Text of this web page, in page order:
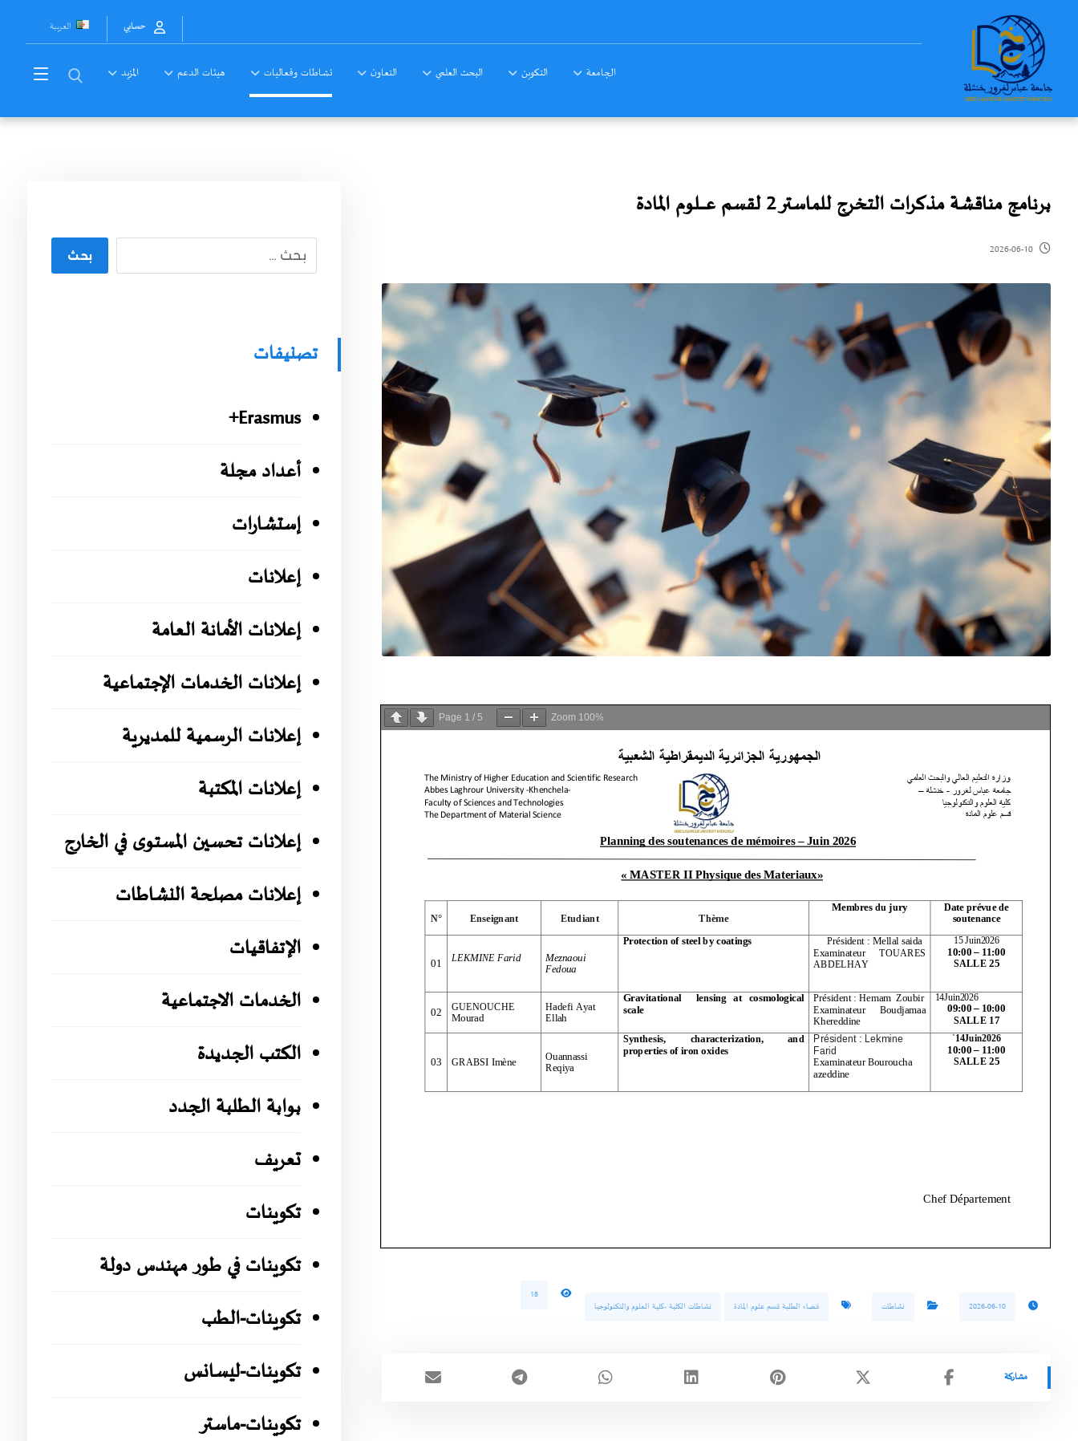
العربية حسابي
الجامعة التكوين البحث العلمي التعاون نشاطات وفعاليات هيئات الدعم المزيد
برنامج مناقشة مذكرات التخرج للماستر 2 لقسم عـــــــلوم المادة
2026-06-10
Page 1 /5 Zoom 100%
2026-06-10 نشاطات فضاء الطلبة قسم علوم المادة نشاطات الكلية -كلية العلوم والتكنولوجيا
18
بحث
تصنيفات
Erasmus+
أعداد مجلة
إستشارات
إعلانات
إعلانات الأمانة العامة
إعلانات الخدمات الإجتماعية
إعلانات الرسمية للمديرية
إعلانات المكتبة
إعلانات تحسين المستوى في الخارج
إعلانات مصلحة النشاطات
الإتفاقيات
الخدمات الاجتماعية
الكتب الجديدة
بوابة الطلبة الجدد
تعريف
تكوينات
تكوينات في طور مهندس دولة
تكوينات-الطب
تكوينات-ليسانس
تكوينات-ماستر